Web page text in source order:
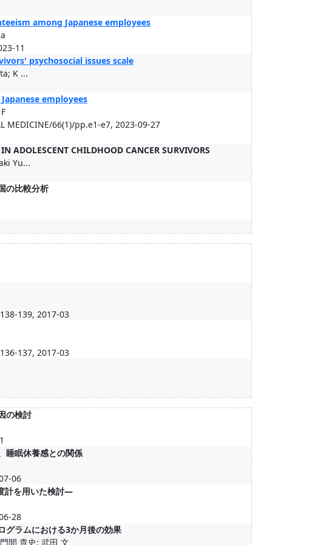
among Japanese employees
11
psychosocial issues scale
K ...
employees
MEDICINE/66(1)/pp.e1-e7, 2023-09-27
ADOLESCENT CHILDHOOD CANCER SURVIVORS
Yu...
の比較分析
139, 2017-03
137, 2017-03
の検討
睡眠休養感との関係
06
計を用いた検討―
28
グラムにおける3か月後の効果
間 貴史; 武田 文